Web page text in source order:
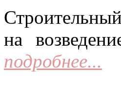
на
подробнее...